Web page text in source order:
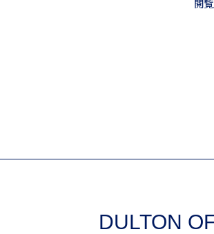
DULTON